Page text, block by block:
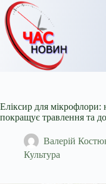
Перейти
до
вмісту
Еліксир для
покращує травлення та
Валерій
Культура